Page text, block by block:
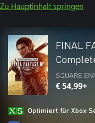
Zu Hauptinhalt springen
FINAL
SQUARE
€ 54,99+
Optimiert für Xbox